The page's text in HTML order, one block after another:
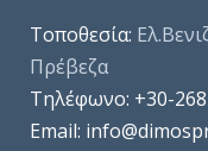
Τοποθεσία:
Πρέβεζα
Τηλέφωνo: +30-
Email: